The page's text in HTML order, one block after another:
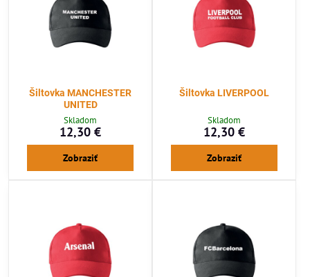
Šiltovka MANCHESTER
UNITED
Skladom
12,30 €
Zobraziť
Šiltovka LIVERPOOL
Skladom
12,30 €
Zobraziť